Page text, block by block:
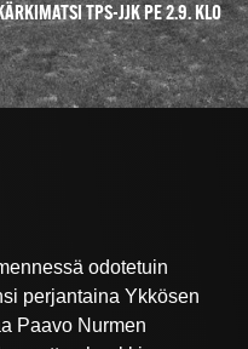
TPS-JJK PE 2.9. KLO
odotetuin
perjantaina Ykkösen
Paavo Nurmen